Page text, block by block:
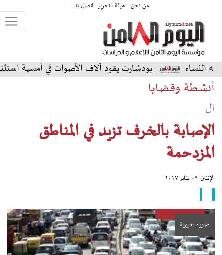
من نحن | هيئة التحرير |اتصل بنا
بودشارت يقود آلاف الأصوات في أمسية استثنائية على
أنشطة وقضايا
ال
الإصابة بالخرف تزيد في المناطق
المزدحمة
الإثنين ٠٩ يناير ٢٠١٧
صورة تعبيرية